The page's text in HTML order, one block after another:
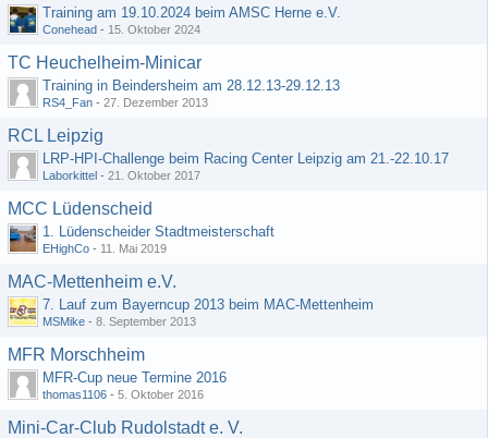
Training am 19.10.2024 beim AMSC Herne e.V.
Conehead - 15. Oktober 2024
TC Heuchelheim-Minicar
Training in Beindersheim am 28.12.13-29.12.13
RS4_Fan - 27. Dezember 2013
RCL Leipzig
LRP-HPI-Challenge beim Racing Center Leipzig am 21.-22.10.17
Laborkittel - 21. Oktober 2017
MCC Lüdenscheid
1. Lüdenscheider Stadtmeisterschaft
EHighCo - 11. Mai 2019
MAC-Mettenheim e.V.
7. Lauf zum Bayerncup 2013 beim MAC-Mettenheim
MSMike - 8. September 2013
MFR Morschheim
MFR-Cup neue Termine 2016
thomas1106 - 5. Oktober 2016
Mini-Car-Club Rudolstadt e. V.